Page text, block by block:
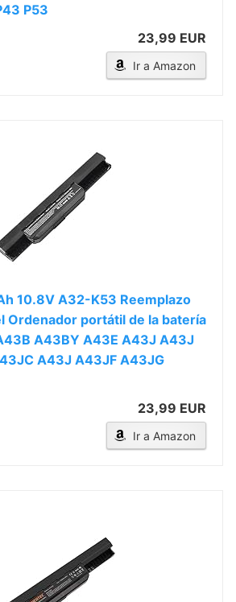
P53
23,99 EUR
Ir a Amazon
10.8V A32-K53 Reemplazo
Ordenador portátil de la batería
A43BY A43E A43J A43J
A43J A43JF A43JG
23,99 EUR
Ir a Amazon